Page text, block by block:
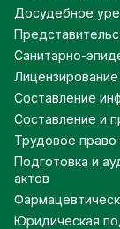
Досудебное
Санитарно-
Составление
Составление и
Трудовое право
Подготовка и
актов
Юридическая